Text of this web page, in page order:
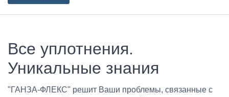
Все уплотнения.
Уникальные знания
"ГАНЗА-ФЛЕКС" решит Ваши проблемы, связанные с